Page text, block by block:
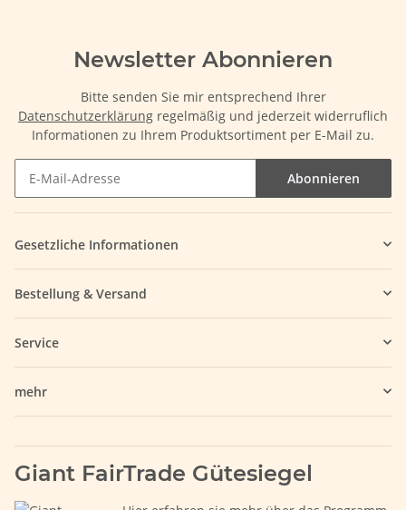
Newsletter Abonnieren
Bitte senden Sie mir entsprechend Ihrer
Datenschutzerklärung regelmäßig und jederzeit widerruflich
Informationen zu Ihrem Produktsortiment per E-Mail zu.
Abonnieren
Gesetzliche Informationen
Bestellung & Versand
Service
mehr
Giant FairTrade Gütesiegel